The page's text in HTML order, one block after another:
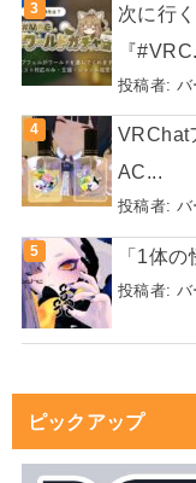
次に行
『
投稿者: バ
VRChat
AC...
投稿者: バ
「1体
投稿者: バ
ピックアップ